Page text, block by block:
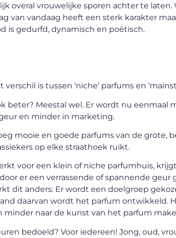
overal vrouwelijke sporen achter te
van vandaag heeft een sterk karakter
is gedurfd, dynamisch en poëtisch.
is tussen ‘niche’ parfums en
beter? Meestal wel. Er wordt nu eenmaal
en minder in marketing.
mooie en goede parfums van de grote,
op elke straathoek ruikt.
voor een klein of niche parfumhuis,
er een verrassende of spannende geur
dit anders: Er wordt een doelgroep
daarvan wordt het parfum ontwikkeld.
minder naar de kunst van het parfum
bedoeld? Voor iedereen! Jong, oud,